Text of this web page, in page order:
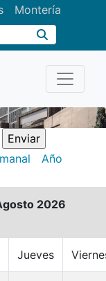
Montería
Año
2026
Jueves